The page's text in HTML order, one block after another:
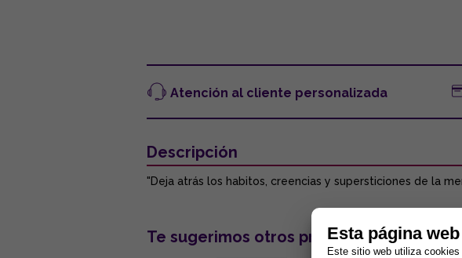
Atención al cliente personalizada
Descripción
"Deja atrás los habitos, creencias y supersticiones de la
Te sugerimos otros productos:
Esta página
Este sitio web utiliza